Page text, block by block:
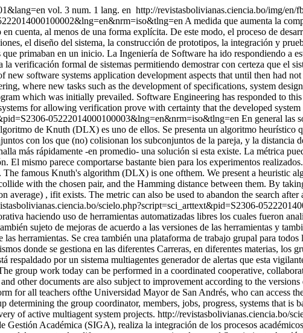
vol. 3 num. 1 lang. en http://revistasbolivianas.ciencia.bo/img/en/
A medida que aumenta la
cuenta, al menos de una forma explícita. De este modo, el proceso de
el diseño del sistema, la construcción de prototipos, la integración y
primaban en un inicio. La Ingeniería de Software ha ido respondiendo a
verificación formal de sistemas permitiendo demostrar con certeza que el
software systems application development aspects that until then had
where new tasks such as the development of specifications, system
which was initially prevailed. Software Engineering has responded to
for allowing verification prove with certainty that the developed
05222014000100003&lng=en&nrm=iso&tlng=en En general las
de Knuth (DLX) es uno de ellos. Se presenta un algoritmo heurístico
con los que (no) colisionan los subconjuntos de la pareja, y la distancia
más rápidamente -en promedio- una solución si esta existe. La métrica
mismo parece comportarse bastante bien para los experimentos
famous Knuth's algorithm (DLX) is one ofthem. We present a heuristic
with the chosen pair, and the Hamming distance between them. By
, ifit exists. The metric can also be used to abandon the search
scielo.php?script=sci_arttext&pid=S2306-
haciendo uso de herramientas automatizadas libres los cuales fueron
sujeto de mejoras de acuerdo a las versiones de las herramientas y
herramientas. Se crea también una plataforma de trabajo grupal para
donde se gestiona en las diferentes Carreras, en diferentes materias, los
respaldado por un sistema multiagentes generador de alertas que esta
group work today can be performed in a coordinated cooperative,
other documents are also subject to improvement according to the
for all teachers ofthe Universidad Mayor de San Andrés, who can access
the group coordinator, members, jobs, progress, systems that is
of active multiagent system projects. http://revistasbolivianas.ciencia.bo/
Gestión Académica (SIGA), realiza la integración de los procesos